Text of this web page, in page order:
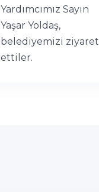
Yardımcımız Sayın
Yaşar Yoldaş,
belediyemizi ziyaret
ettiler.